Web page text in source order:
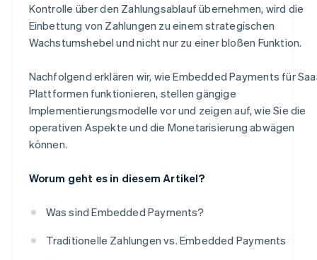
Kontrolle über den Zahlungsablauf übernehmen, wird die
Einbettung von Zahlungen zu einem strategischen
Wachstumshebel und nicht nur zu einer bloßen Funktion.
Nachfolgend erklären wir, wie Embedded Payments für
Plattformen funktionieren, stellen gängige
Implementierungsmodelle vor und zeigen auf, wie Sie die
operativen Aspekte und die Monetarisierung abwägen
können.
Worum geht es in diesem Artikel?
Was sind Embedded Payments?
Traditionelle Zahlungen vs. Embedded Payments